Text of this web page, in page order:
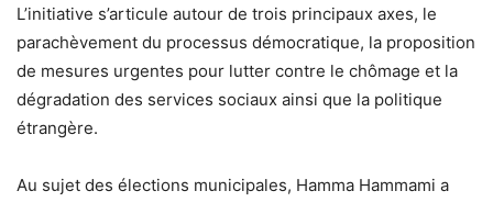
L’initiative s’articule autour de trois principaux axes, le
parachèvement du processus démocratique, la proposition
de mesures urgentes pour lutter contre le chômage et la
dégradation des services sociaux ainsi que la politique
étrangère.
Au sujet des élections municipales, Hamma Hammami a